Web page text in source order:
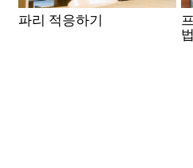
파리 적응하기
프랑스에서 아플 때 대처
법